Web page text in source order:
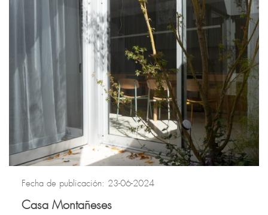
Fecha de publicación: 23-06-2024
Casa Montañeses